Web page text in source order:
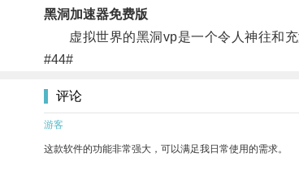
黑洞加速器免费版
虚拟世界的黑洞vp是一个令人神往和充
#44#
评论
游客
这款软件的功能非常强大，可以满足我日常使用的需求。